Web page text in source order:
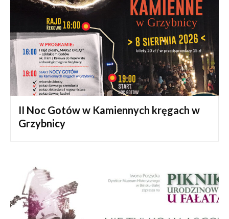
II Noc Gotów w Kamiennych kręgach w
Grzybnicy